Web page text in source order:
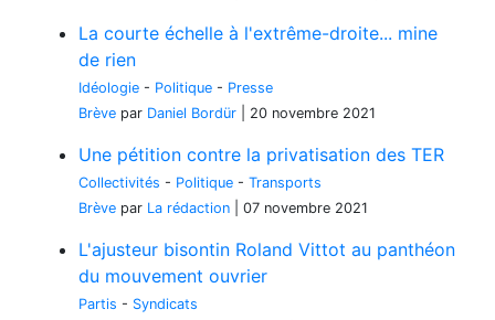
La courte échelle à l'extrême-droite... mine
de rien
Idéologie - Politique - Presse
Brève par Daniel Bordür 20 novembre 2021
Une pétition contre la privatisation des TER
Collectivités - Politique - Transports
Brève par La rédaction 07 novembre 2021
L'ajusteur bisontin Roland Vittot au panthéon
du mouvement ouvrier
Partis - Syndicats